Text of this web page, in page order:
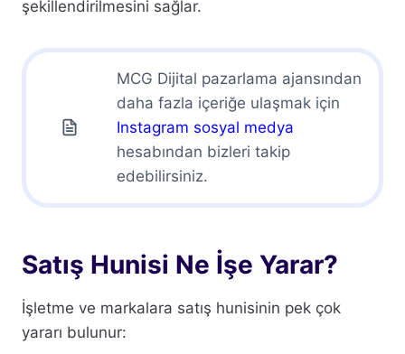
şekillendirilmesini sağlar.
MCG Dijital pazarlama ajansından
daha fazla içeriğe ulaşmak için
Instagram sosyal medya
hesabından bizleri takip
edebilirsiniz.
Satış Hunisi Ne İşe Yarar?
İşletme ve markalara satış hunisinin pek çok
yararı bulunur: